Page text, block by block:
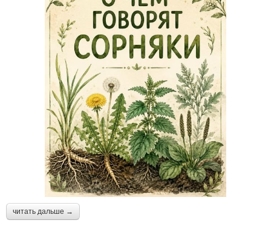
читать дальше →